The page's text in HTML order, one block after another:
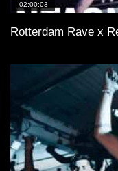
02:00:03
Rotterdam Rave x